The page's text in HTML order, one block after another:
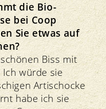
die Bio-
bei Coop
Sie etwas auf
Biss mit
Ich würde sie
Artischocke
habe ich sie